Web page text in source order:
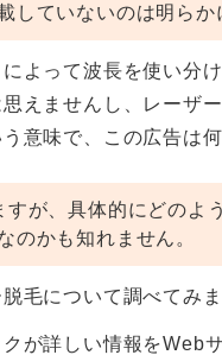
ていないのは明らか
よって波長を使い分
えませんし、レーザ
意味で、この広告は
が、具体的にどのよ
のかも知れません。
毛について調べてみま
が詳しい情報をWeb